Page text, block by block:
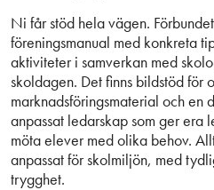
Ni får stöd hela vägen.
föreningsmanual med konkreta
aktiviteter i samverkan med
skoldagen. Det finns bildstöd för
marknadsföringsmaterial och en
anpassat ledarskap som ger era
möta elever med olika behov.
anpassat för skolmiljön, med
trygghet.